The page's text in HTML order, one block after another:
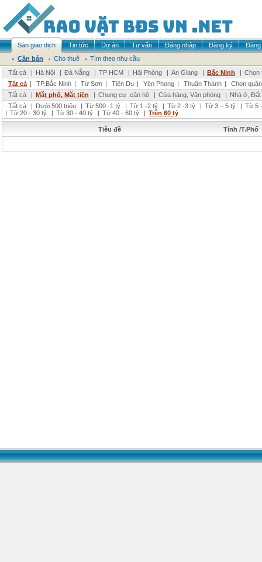
Sàn giao dịch Tin tức Dự án Tư vấn Đăng nhập Đăng ký
Đăng
Cần bán
Cho thuê
Tìm theo nhu cầu
Tất cả
| Hà Nội | Đà Nẵng | TP HCM | Hải Phòng | An Giang | Bắc Ninh | Chọn
Tất cả | TP.Bắc Ninh | Từ Sơn | Tiên Du | Yên Phong | Thuận Thành |
Chọn
Tất cả
| Mặt phố, Mặt tiền | Chung cư ,căn hộ | Cửa hàng, Văn phòng | Nhà ở,
Tất cả
| Dưới 500 triệu | Từ 500 -1 tỷ | Từ 1 -2 tỷ | Từ 2 -3 tỷ | Từ 3 – 5 tỷ | Từ 5
| Từ 20 - 30 tỷ | Từ 30 - 40 tỷ | Từ 40 - 60 tỷ | Trên 60 tỷ
Tiêu đề Tỉnh /T.Phố